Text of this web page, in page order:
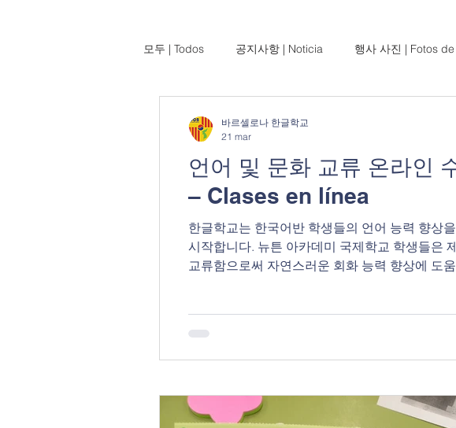
모두 | Todos 공지사항 | Noticia 행사 사진 | Fotos
언어 및 문화 교류 온라
– Clases en línea
한글학교는 한국어반 학생들의 언어 능력 향상
시작합니다. 뉴튼 아카데미 국제학교 학생들은
교류함으로써 자연스러운 회화 능력 향상에 도
colegio coreano de Barcelona inicia un
바르셀로나 한글학교
21 mar